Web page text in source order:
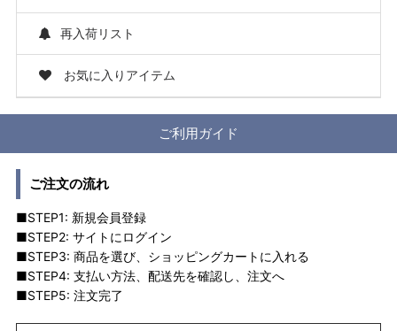
再入荷リスト
お気に入りアイテム
ご利用ガイド
ご注文の流れ
■STEP1: 新規会員登録
■STEP2: サイトにログイン
■STEP3: 商品を選び、ショッピングカートに入れる
■STEP4: 支払い方法、配送先を確認し、注文へ
■STEP5: 注文完了